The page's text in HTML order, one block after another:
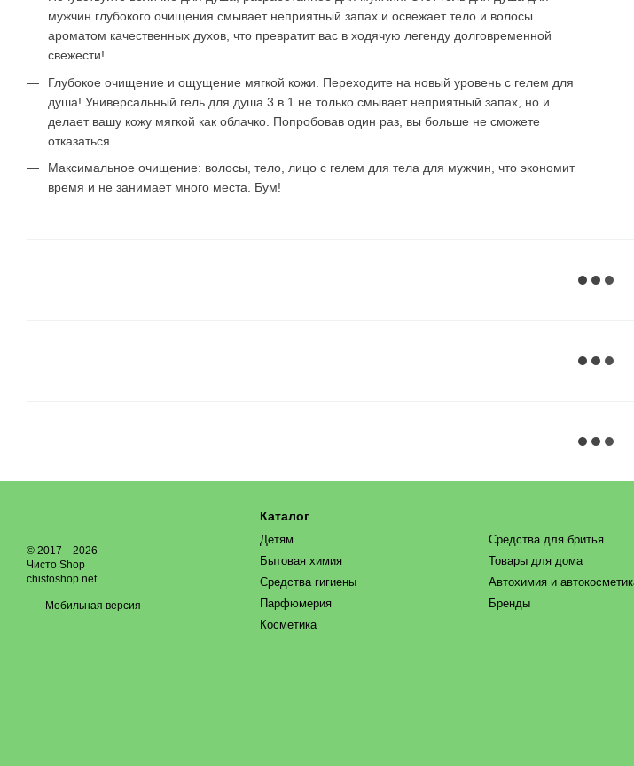
мужчин глубокого очищения смывает неприятный запах и освежает тело и волосы
ароматом качественных духов, что превратит вас в ходячую легенду долговременной
свежести!
Глубокое очищение и ощущение мягкой кожи. Переходите на новый уровень с гелем для
душа! Универсальный гель для душа 3 в 1 не только смывает неприятный запах, но и
делает вашу кожу мягкой как облачко. Попробовав один раз, вы больше не сможете
отказаться
Максимальное очищение: волосы, тело, лицо с гелем для тела для мужчин, что экономит
время и не занимает много места. Бум!
© 2017—2026
Чисто Shop
chistoshop.net
Мобильная версия
Каталог
Детям
Бытовая химия
Средства гигиены
Парфюмерия
Косметика
Средства для бритья
Товары для дома
Автохимия и
Бренды